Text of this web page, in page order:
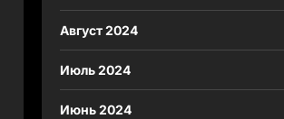
Август 2024
Июль 2024
Июнь 2024